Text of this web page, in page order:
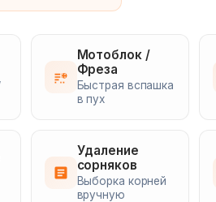
Мотоблок /
Фреза
Быстрая вспашка
в пух
Удаление
сорняков
Выборка корней
вручную